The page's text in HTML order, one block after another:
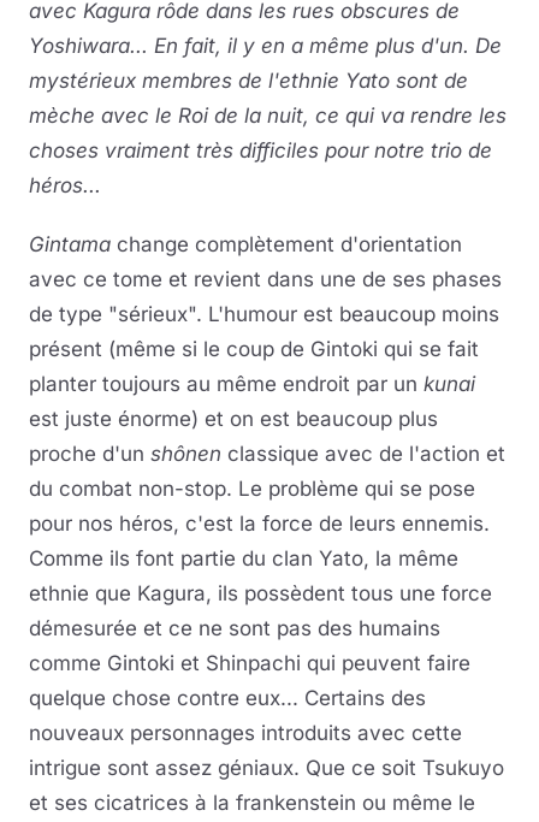
avec Kagura rôde dans les rues obscures de
Yoshiwara... En fait, il y en a même plus d'un. De
mystérieux membres de l'ethnie Yato sont de
mèche avec le Roi de la nuit, ce qui va rendre les
choses vraiment très difficiles pour notre trio de
héros...
Gintama change complètement d'orientation
avec ce tome et revient dans une de ses phases
de type "sérieux". L'humour est beaucoup moins
présent (même si le coup de Gintoki qui se fait
planter toujours au même endroit par un kunai
est juste énorme) et on est beaucoup plus
proche d'un shônen classique avec de l'action et
du combat non-stop. Le problème qui se pose
pour nos héros, c'est la force de leurs ennemis.
Comme ils font partie du clan Yato, la même
ethnie que Kagura, ils possèdent tous une force
démesurée et ce ne sont pas des humains
comme Gintoki et Shinpachi qui peuvent faire
quelque chose contre eux... Certains des
nouveaux personnages introduits avec cette
intrigue sont assez géniaux. Que ce soit Tsukuyo
et ses cicatrices à la frankenstein ou même le